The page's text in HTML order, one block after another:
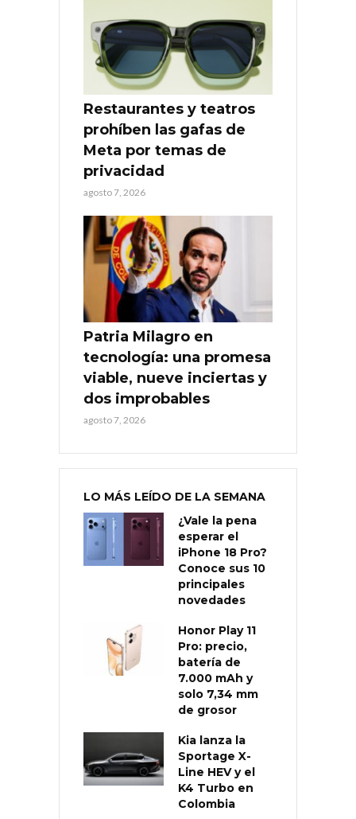
Restaurantes y teatros
prohíben las gafas de
Meta por temas de
privacidad
agosto 7, 2026
Patria Milagro en
tecnología: una promesa
viable, nueve inciertas y
dos improbables
agosto 7, 2026
LO MÁS LEÍDO DE LA SEMANA
¿Vale la pena
esperar el
iPhone 18 Pro?
Conoce sus 10
principales
novedades
Honor Play 11
Pro: precio,
batería de
7.000 mAh y
solo 7,34 mm
de grosor
Kia lanza la
Sportage X-
Line HEV y el
K4 Turbo en
Colombia